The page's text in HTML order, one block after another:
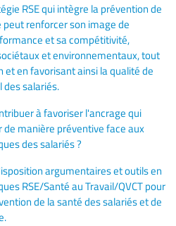
RSE qui intègre la prévention de
renforcer son image de
et sa compétitivité,
et environnementaux, tout
en favorisant ainsi la qualité de
salariés.
à favoriser l'ancrage qui
manière préventive face aux
des salariés ?
argumentaires et outils en
RSE/Santé au Travail/QVCT pour
de la santé des salariés et de